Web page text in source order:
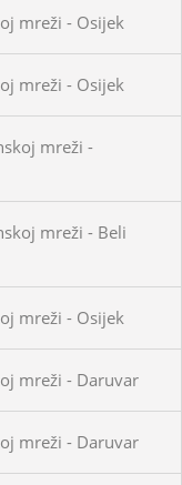
mreži - Osijek
mreži - Osijek
mreži -
mreži - Beli
mreži - Osijek
mreži - Daruvar
mreži - Daruvar